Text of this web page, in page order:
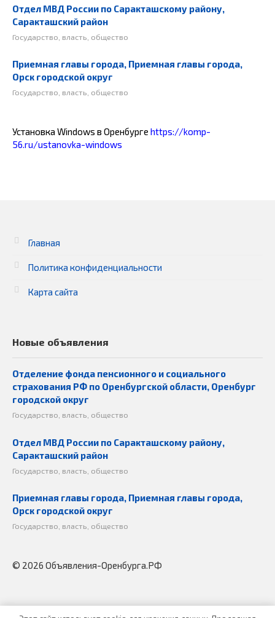
Отдел МВД России по Саракташскому району,
Саракташский район
Государство, власть, общество
Приемная главы города, Приемная главы города,
Орск городской округ
Государство, власть, общество
Установка Windows в Оренбурге https://komp-
56.ru/ustanovka-windows
Главная
Политика конфиденциальности
Карта сайта
Новые объявления
Отделение фонда пенсионного и социального
страхования РФ по Оренбургской области, Оренбург
городской округ
Государство, власть, общество
Отдел МВД России по Саракташскому району,
Саракташский район
Государство, власть, общество
Приемная главы города, Приемная главы города,
Орск городской округ
Государство, власть, общество
© 2026 Объявления-Оренбурга.РФ